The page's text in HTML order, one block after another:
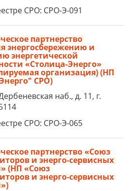
СРО: СРО-Э-091
партнерство
энергосбережению и
энергетической
«Столица-Энерго»
организация) (НП
СРО)
наб., д. 11, г.
СРО: СРО-Э-065
партнерство «Союз
и энерго-сервисных
(НП «Союз
и энерго-сервисных